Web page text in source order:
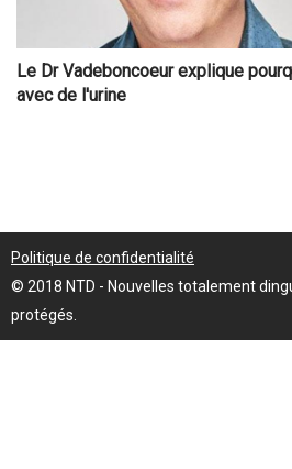
Le Dr Vadeboncoeur explique
avec de l'urine
Politique de confidentialité
© 2018 NTD - Nouvelles totalement
protégés.